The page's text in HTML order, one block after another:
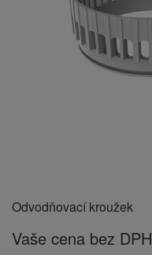
Odvodňovací kroužek
Vaše cena bez DPH